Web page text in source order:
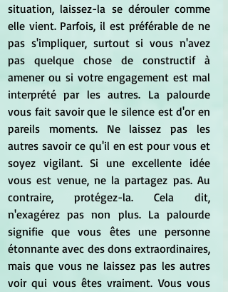
situation, laissez-la se dérouler comme
elle vient. Parfois, il est préférable de ne
pas s'impliquer, surtout si vous n'avez
pas quelque chose de constructif à
amener ou si votre engagement est mal
interprété par les autres. La palourde
vous fait savoir que le silence est d'or en
pareils moments. Ne laissez pas les
autres savoir ce qu'il en est pour vous et
soyez vigilant. Si une excellente idée
vous est venue, ne la partagez pas. Au
contraire, protégez-la. Cela dit,
n'exagérez pas non plus. La palourde
signifie que vous êtes une personne
étonnante avec des dons extraordinaires,
mais que vous ne laissez pas les autres
voir qui vous êtes vraiment. Vous vous